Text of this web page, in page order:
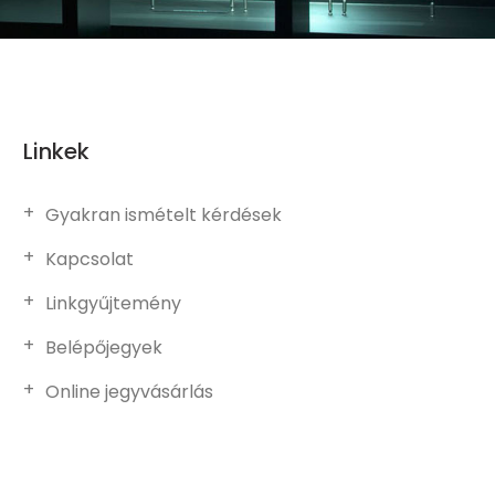
Linkek
Gyakran ismételt kérdések
Kapcsolat
Linkgyűjtemény
Belépőjegyek
Online jegyvásárlás